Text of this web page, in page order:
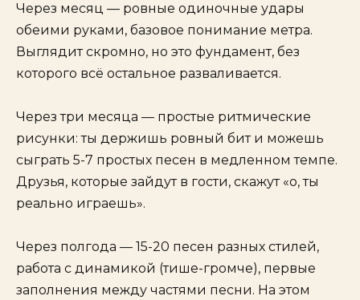
Через месяц — ровные одиночные удары
обеими руками, базовое понимание метра.
Выглядит скромно, но это фундамент, без
которого всё остальное разваливается.
Через три месяца — простые ритмические
рисунки: ты держишь ровный бит и можешь
сыграть 5-7 простых песен в медленном темпе.
Друзья, которые зайдут в гости, скажут «о, ты
реально играешь».
Через полгода — 15-20 песен разных стилей,
работа с динамикой (тише-громче), первые
заполнения между частями песни. На этом